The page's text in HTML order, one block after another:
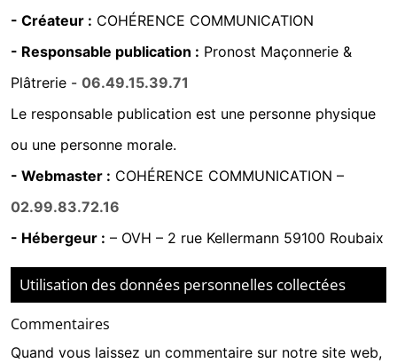
- Créateur : COHÉRENCE COMMUNICATION
- Responsable publication : Pronost Maçonnerie &
Plâtrerie - 06.49.15.39.71
Le responsable publication est une personne physique
ou une personne morale.
- Webmaster : COHÉRENCE COMMUNICATION –
02.99.83.72.16
- Hébergeur : – OVH – 2 rue Kellermann 59100 Roubaix
Utilisation des données personnelles collectées
Commentaires
Quand vous laissez un commentaire sur notre site web,